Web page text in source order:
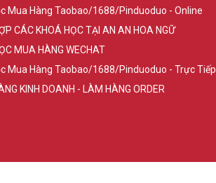
Mua Hàng Taobao/1688/Pinduoduo - Online
CÁC KHOÁ HỌC TẠI AN AN HOA NGỮ
MUA HÀNG WECHAT
Mua Hàng Taobao/1688/Pinduoduo - Trực Tiếp
KINH DOANH - LÀM HÀNG ORDER